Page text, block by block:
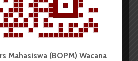
Moda Gelap
USU, wacana.org – Dua...
waktu baca
Mahasiswa (BOPM) Wacana